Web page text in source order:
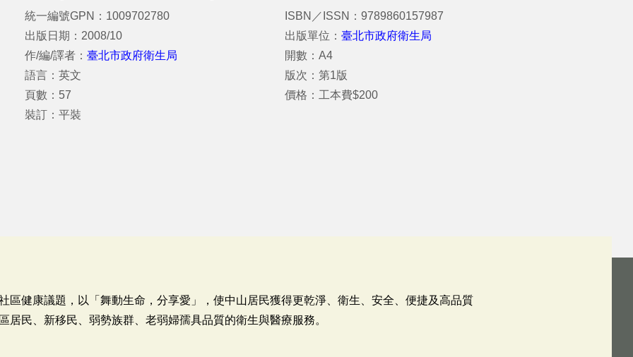
統一編號GPN：1009702780
出版日期：2008/10
作/編/譯者： 臺北市政府衛生局
語言：英文
頁數：57
裝訂：平裝
ISBN／ISSN：9789860157987
出版單位：臺北市政府衛生局
開數：A4
版次：第1版
價格：工本費$200
區健康議題，以「舞動生命，分享愛」，使中山居民獲得更乾淨、衛生、安全、便捷及高品質
居民、新移民、弱勢族群、老弱婦孺具品質的衛生與醫療服務。